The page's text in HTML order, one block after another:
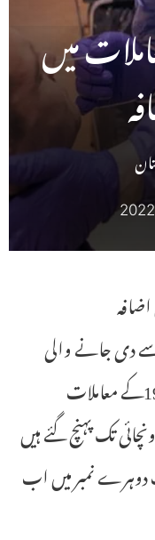
کویڈ19معاملات میں
دی جانے والی
جانکاری کے بموجب مہارشٹرا میں کویڈ19کے معاملات
تک پہنچ گئے ہیں
نمبر میں اب